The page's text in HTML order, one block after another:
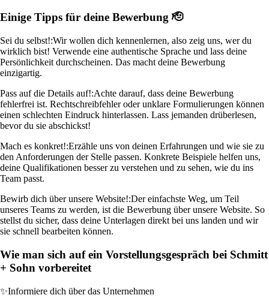
Einige Tipps für deine Bewerbung 🫡
Sei du selbst!:Wir wollen dich kennenlernen, also zeig uns, wer du
wirklich bist! Verwende eine authentische Sprache und lass deine
Persönlichkeit durchscheinen. Das macht deine Bewerbung
einzigartig.
Pass auf die Details auf!:Achte darauf, dass deine Bewerbung
fehlerfrei ist. Rechtschreibfehler oder unklare Formulierungen können
einen schlechten Eindruck hinterlassen. Lass jemanden drüberlesen,
bevor du sie abschickst!
Mach es konkret!:Erzähle uns von deinen Erfahrungen und wie sie zu
den Anforderungen der Stelle passen. Konkrete Beispiele helfen uns,
deine Qualifikationen besser zu verstehen und zu sehen, wie du ins
Team passt.
Bewirb dich über unsere Website!:Der einfachste Weg, um Teil
unseres Teams zu werden, ist die Bewerbung über unsere Website. So
stellst du sicher, dass deine Unterlagen direkt bei uns landen und wir
sie schnell bearbeiten können.
Wie man sich auf ein Vorstellungsgespräch bei Schmitt
+ Sohn vorbereitet
✨Informiere dich über das Unternehmen